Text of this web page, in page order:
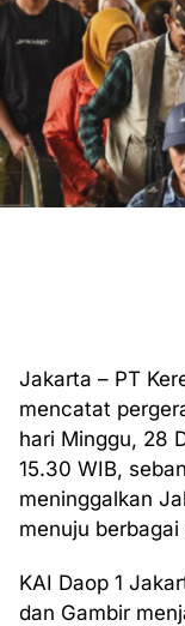
Jakarta – PT
mencatat
hari Minggu, 28
15.30 WIB,
meninggalkan
menuju
KAI Daop 1
dan Gambir